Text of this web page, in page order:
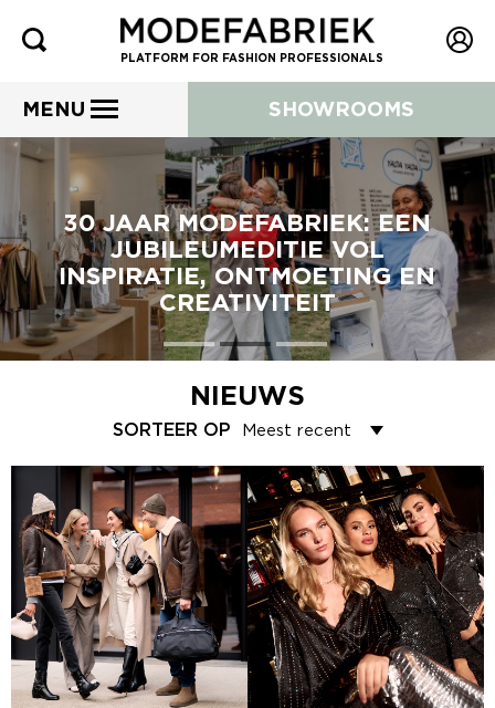
PLATFORM FOR FASHION PROFESSIONALS
MENU SHOWROOMS
30 JAAR MODEFABRIEK: EEN
JUBILEUMEDITIE VOL
INSPIRATIE, ONTMOETING EN
CREATIVITEIT
NIEUWS
SORTEER OP